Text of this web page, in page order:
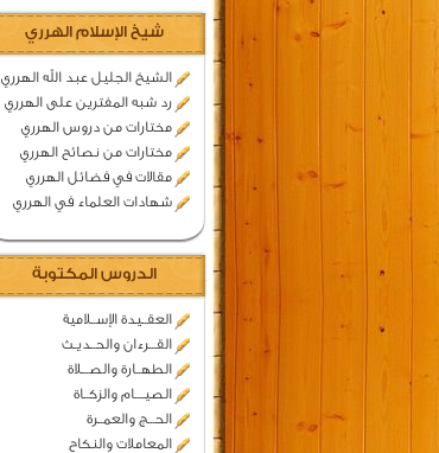
شيخ الإسلام الهرري
الشيخ الجليل عبد الله الهرري
رد شبه المفترين على الهرري
مختارات من دروس الهرري
مختارات من نصائح الهرري
مقالات في فضائل الهرري
شهادات العلماء في الهرري
الدروس المكتوبة
العقــيدة الإســلامية
القـــرءان والحــديـث
الطهــارة والصـــلاة
الصيــــام والزكــاة
الحـــج والعمــرة
المعاملات والنكاح